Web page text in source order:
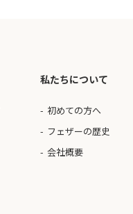
私たちについて
初めての方へ
フェザーの歴史
会社概要